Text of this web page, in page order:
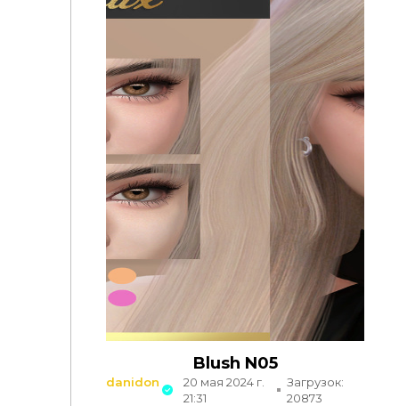
Blush N05
danidon
20 мая 2024 г.
21:31
Загрузок:
20873